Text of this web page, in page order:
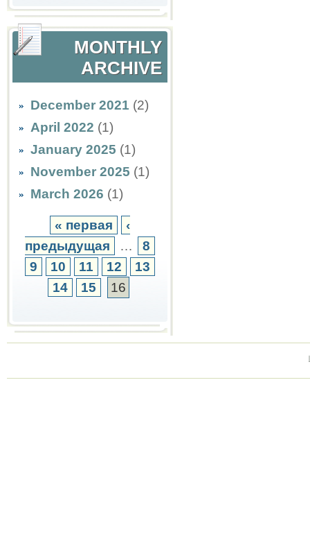
MONTHLY
ARCHIVE
December 2021 (2)
April 2022 (1)
January 2025 (1)
November 2025 (1)
March 2026 (1)
« первая
‹
предыдущая
…
8
9
10 11 12
13
14
15 16